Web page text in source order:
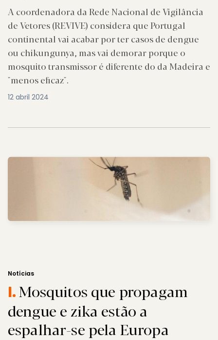
A coordenadora da Rede Nacional de Vigilância
de Vetores (REVIVE) considera que Portugal
continental vai acabar por ter casos de dengue
ou chikungunya, mas vai demorar porque o
mosquito transmissor é diferente do da Madeira e
"menos eficaz".
12 abril 2024
Notícias
I.Mosquitos que propagam
dengue e zika estão a
espalhar-se pela Europa